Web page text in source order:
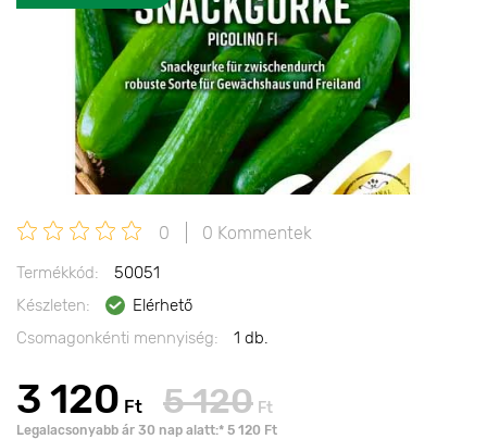
0 0 Kommentek
Termékkód:
50051
Készleten:
Elérhető
Csomagonkénti mennyiség:
1 db.
3 120 Ft 5 120 Ft
Legalacsonyabb ár 30 nap alatt:* 5 120 Ft